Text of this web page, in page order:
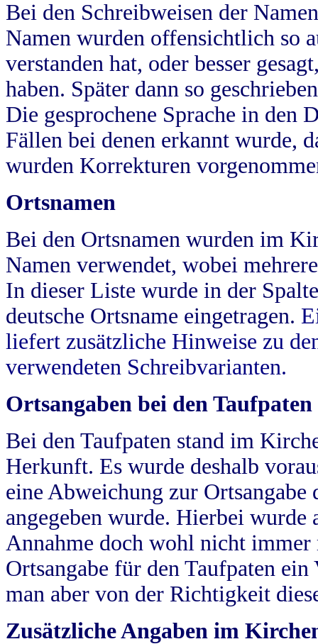
Bei den Schreibweisen der
Namen wurden offensichtlich so
verstanden hat, oder besser
haben. Später dann so
Die gesprochene Sprache in
Fällen bei denen erkannt wurde,
wurden Korrekturen
Ortsnamen
Bei den Ortsnamen wurden im
Namen verwendet, wobei
In dieser Liste wurde in der
deutsche Ortsname eingetragen.
liefert zusätzliche Hinweise zu
verwendeten Schreibvarianten.
Ortsangaben bei den Taufpaten
Bei den Taufpaten stand im
Herkunft. Es wurde deshalb
eine Abweichung zur
angegeben wurde. Hierbei wurde
Annahme doch wohl nicht
Ortsangabe für den Taufpaten
man aber von der Richtigkeit
Zusätzliche Angaben im